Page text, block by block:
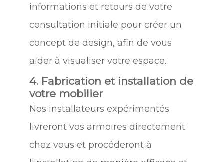
informations et retours de votre
consultation initiale pour créer un
concept de design, afin de vous
aider à visualiser votre espace.
4. Fabrication et installation de
votre mobilier
Nos installateurs expérimentés
livreront vos armoires directement
chez vous et procéderont à